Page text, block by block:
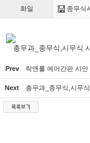
화일 종무식
총무과_종무식,시무식
Prev 락앤롤 에어간판 시안
Next 총무과_종무식,시무